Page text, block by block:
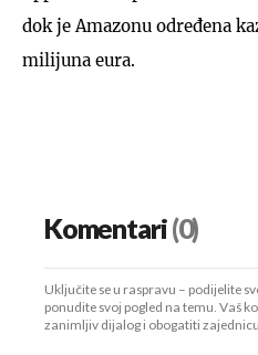
dok je Amazonu određena
milijuna eura.
Komentari(0)
Uključite se u raspravu – podijelite
ponudite svoj pogled na temu. Vaš
zanimljiv dijalog i obogatiti